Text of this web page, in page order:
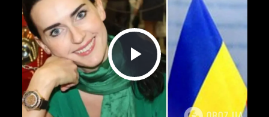
Play Video